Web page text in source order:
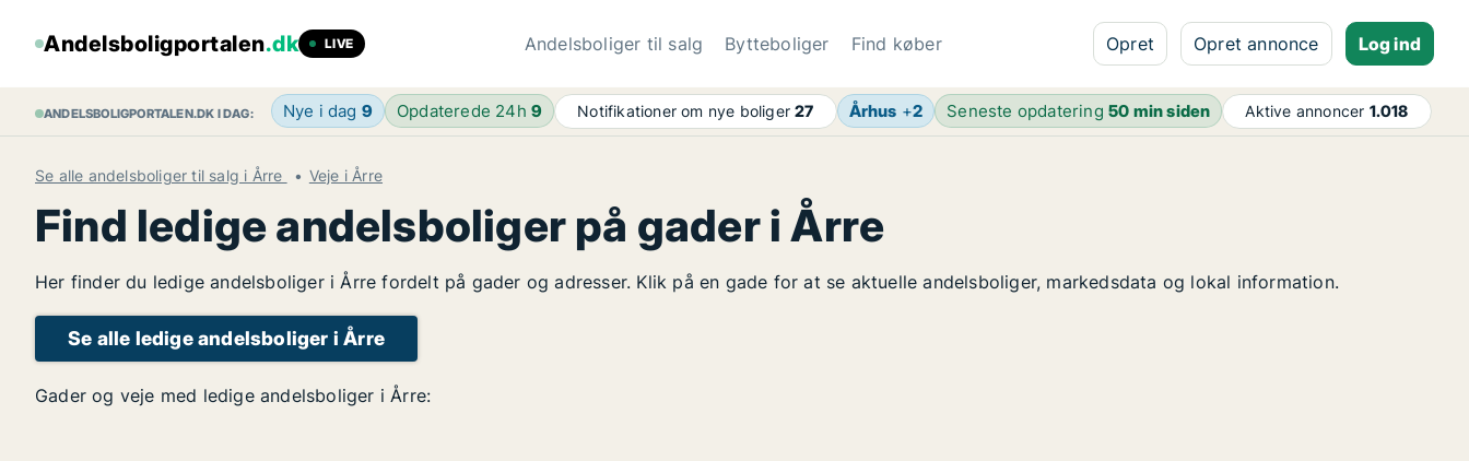
Andelsboligportalen.dk LIVE Andelsboliger til salg Bytteboliger Find køber Opret Opret annonce Log ind
ANDELSBOLIGPORTALEN.DK I DAG: Nye i dag 9 Opdaterede 24h9 Notifikationer om nye boliger27 Århus +2 Seneste opdatering50 min siden Aktive annoncer 1.018
Se alle andelsboliger til salg i Årre Veje i Årre
Find ledige andelsboliger på gader i Årre
Her finder du ledige andelsboliger i Årre fordelt på gader og adresser. Klik på en gade for at se aktuelle andelsboliger, markedsdata og lokal information.
Se alle ledige andelsboliger i Årre
Gader og veje med ledige andelsboliger i Årre: